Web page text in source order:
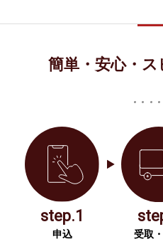
簡単・安心・
step.1
申込 受取